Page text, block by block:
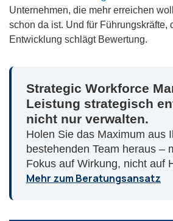
Unternehmen, die mehr erreichen
schon da ist. Und für Führungskräfte,
Entwicklung schlägt Bewertung.
Strategic Workforce
Leistung strategisch
nicht nur verwalten.
Holen Sie das Maximum aus
bestehenden Team heraus –
Fokus auf Wirkung, nicht auf
Mehr zum Beratungsansatz